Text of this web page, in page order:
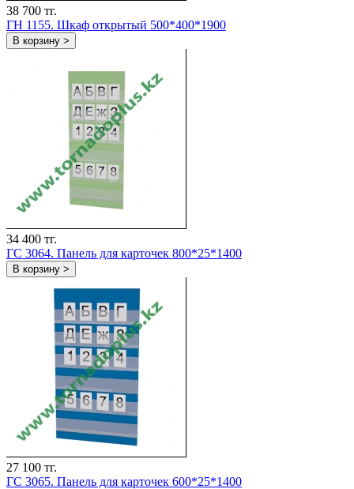
38 700 тг.
ГH 1155. Шкаф открытый 500*400*1900
В корзину >
34 400 тг.
ГС 3064. Панель для карточек 800*25*1400
В корзину >
27 100 тг.
ГС 3065. Панель для карточек 600*25*1400